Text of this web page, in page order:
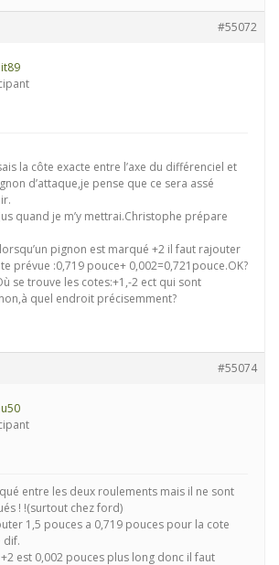
#55072
la côte exacte entre l’axe du différenciel et
d’attaque,je pense que ce sera assé
quand je m’y mettrai.Christophe prépare
pignon est marqué +2 il faut rajouter
prévue :0,719 pouce+ 0,002=0,721pouce.OK?
se trouve les cotes:+1,-2 ect qui sont
quel endroit précisemment?
#55074
entre les deux roulements mais il ne sont
! !(surtout chez ford)
1,5 pouces a 0,719 pouces pour la cote
dif.
est 0,002 pouces plus long donc il faut